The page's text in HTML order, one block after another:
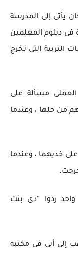
يأتى إلى المدرسة
فى دبلوم المعلمين
التربية التى تخرج
مسألة على
من حلها ، وعندما
خديهما ، وعندما
ردوا “دى بنت
إلى أبى فى مكتبه